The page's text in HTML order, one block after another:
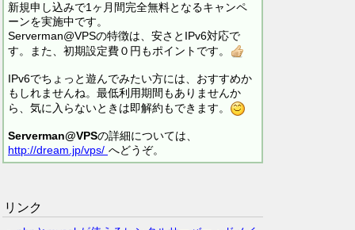
新規申し込みで1ヶ月間完全無料となるキャンペ
ーンを実施中です。
Serverman@VPSの特徴は、安さとIPv6対応で
す。また、初期設定費０円もポイントです。
IPv6でちょっと遊んでみたい方には、おすすめか
もしれませんね。最低利用期間もありませんか
ら、気に入らないときは即解約もできます。
Serverman@VPSの詳細については、
http://dream.jp/vps/ へどうぞ。
リンク